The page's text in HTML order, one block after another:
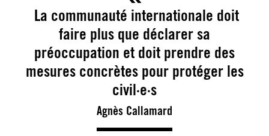
La communauté internationale doit
faire plus que déclarer sa
préoccupation et doit prendre des
mesures concrètes pour protéger les
civil·e·s
Agnès Callamard